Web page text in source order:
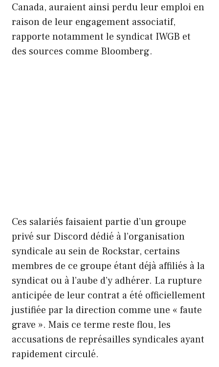
Canada, auraient ainsi perdu leur emploi en
raison de leur engagement associatif,
rapporte notamment le syndicat IWGB et
des sources comme Bloomberg.
Ces salariés faisaient partie d’un groupe
privé sur Discord dédié à l’organisation
syndicale au sein de Rockstar, certains
membres de ce groupe étant déjà affiliés à la
syndicat ou à l’aube d’y adhérer. La rupture
anticipée de leur contrat a été officiellement
justifiée par la direction comme une « faute
grave ». Mais ce terme reste flou, les
accusations de représailles syndicales ayant
rapidement circulé.